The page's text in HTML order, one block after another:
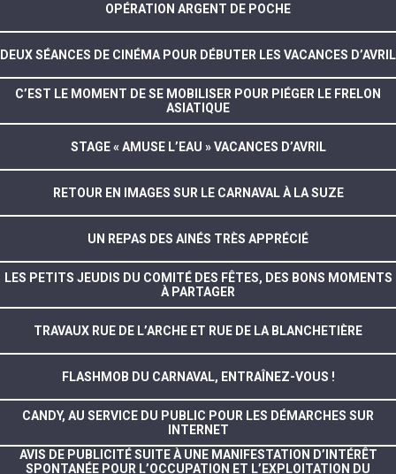
OPÉRATION ARGENT DE POCHE
DEUX SÉANCES DE CINÉMA POUR DÉBUTER LES VACANCES D’AVRIL
C’EST LE MOMENT DE SE MOBILISER POUR PIÉGER LE FRELON
ASIATIQUE
STAGE « AMUSE L’EAU » VACANCES D’AVRIL
RETOUR EN IMAGES SUR LE CARNAVAL À LA SUZE
UN REPAS DES AINÉS TRÈS APPRÉCIÉ
LES PETITS JEUDIS DU COMITÉ DES FÊTES, DES BONS MOMENTS
À PARTAGER
TRAVAUX RUE DE L’ARCHE ET RUE DE LA BLANCHETIÈRE
FLASHMOB DU CARNAVAL, ENTRAÎNEZ-VOUS !
CANDY, AU SERVICE DU PUBLIC POUR LES DÉMARCHES SUR
INTERNET
AVIS DE PUBLICITÉ SUITE À UNE MANIFESTATION D’INTÉRÊT
SPONTANÉE POUR L’OCCUPATION ET L’EXPLOITATION DU